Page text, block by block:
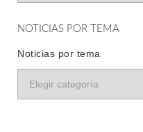
NOTICIAS POR TEMA
Noticias por tema